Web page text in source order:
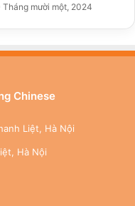
Tháng mười một, 2024
Chinese
Liệt, Hà Nội
Hà Nội